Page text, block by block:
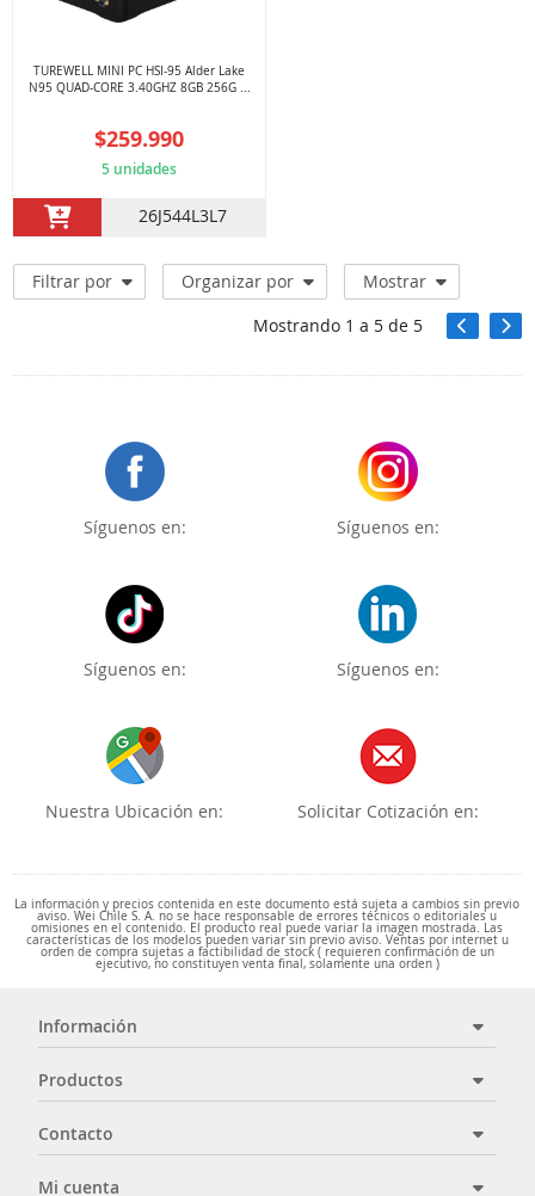
TUREWELL MINI PC HSI-95 Alder Lake
N95 QUAD-CORE 3.40GHZ 8GB 256G ...
$259.990
5 unidades
26J544L3L7
Filtrar por Organizar por
Mostrar
Mostrando 1 a 5de 5
Síguenos en: Síguenos en:
Síguenos en: Síguenos en:
Nuestra Ubicación en: Solicitar Cotización en:
La información y precios contenida en este documento está sujeta a cambios sin previo
aviso. Wei Chile S. A. no se hace responsable de errores técnicos o editoriales u
omisiones en el contenido. El producto real puede variar la imagen mostrada. Las
características de los modelos pueden variar sin previo aviso. Ventas por internet u
orden de compra sujetas a factibilidad de stock ( requieren confirmación de un
ejecutivo, no constituyen venta final, solamente una orden )
Información
Productos
Contacto
Mi cuenta